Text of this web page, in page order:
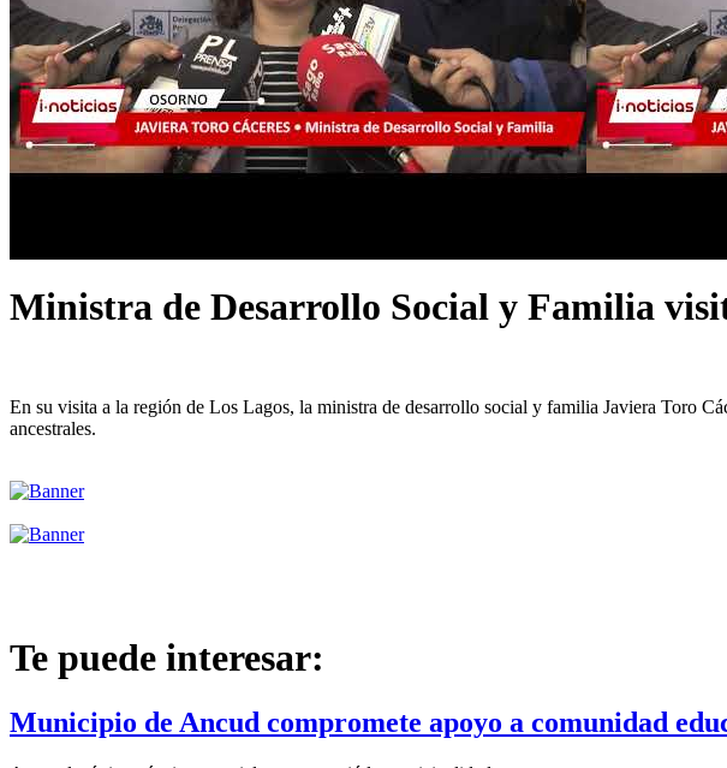
Ministra de Desarrollo Social y Familia
En su visita a la región de Los Lagos, la ministra de desarrollo social y familia Javiera Toro
ancestrales.
Te puede interesar:
Municipio de Ancud compromete apoyo a comunidad